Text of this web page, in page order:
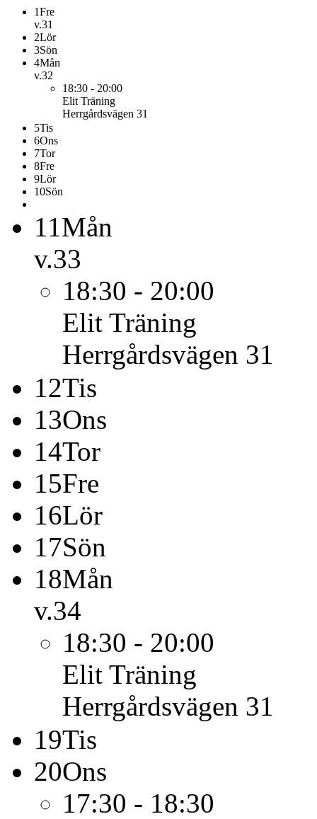
1Fre
v.31
2Lör
3Sön
4Mån
v.32
18:30 - 20:00
Elit Träning
Herrgårdsvägen 31
5Tis
6Ons
7Tor
8Fre
9Lör
10Sön
11Mån
v.33
18:30 - 20:00
Elit Träning
Herrgårdsvägen 31
12Tis
13Ons
14Tor
15Fre
16Lör
17Sön
18Mån
v.34
18:30 - 20:00
Elit Träning
Herrgårdsvägen 31
19Tis
20Ons
17:30 - 18:30